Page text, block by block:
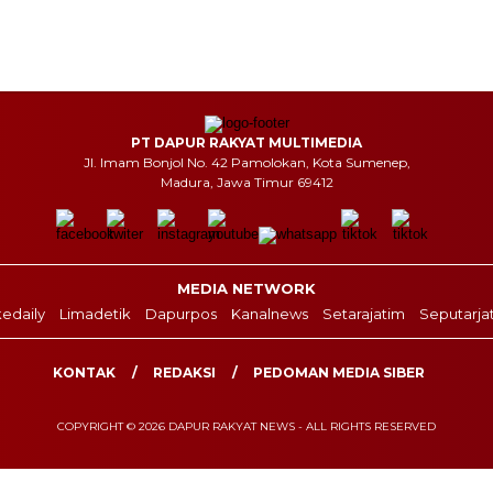
PT DAPUR RAKYAT MULTIMEDIA
Jl. Imam Bonjol No. 42 Pamolokan, Kota Sumenep,
Madura, Jawa Timur 69412
MEDIA NETWORK
Limadetik Dapurpos Kanalnews Setarajatim
KONTAK REDAKSI PEDOMAN MEDIA SIBER
COPYRIGHT © 2026 DAPUR RAKYAT NEWS - ALL RIGHTS RESERVED